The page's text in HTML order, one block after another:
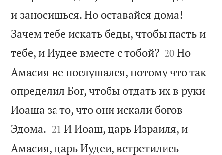
и заносишься. Но оставайся дома!
Зачем тебе искать беды, чтобы пасть и
тебе, и Иудее вместе с тобой?
20 Но
Амасия не послушался, потому что так
определил Бог, чтобы отдать их в руки
Иоаша за то, что они искали богов
Эдома. 

21 И Иоаш, царь Израиля, и
Амасия, царь Иудеи, встретились